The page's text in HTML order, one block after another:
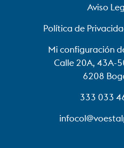
Aviso
Política de
Mi configuración
Calle 20A, 43A-
6208
333 033